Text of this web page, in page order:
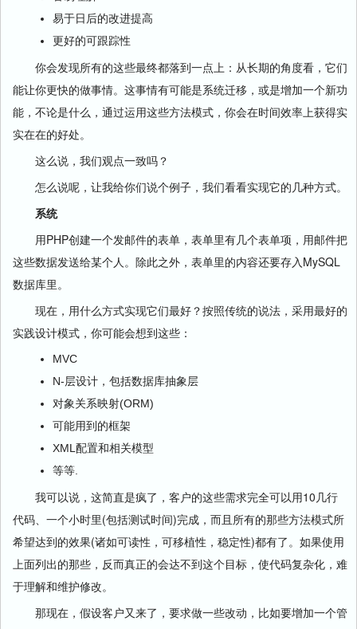
易于日后的改进提高
更好的可跟踪性
你会发现所有的这些最终都落到一点上：从长期的角度看，它们
能让你更快的做事情。这事情有可能是系统迁移，或是增加一个新功
能，不论是什么，通过运用这些方法模式，你会在时间效率上获得实
实在在的好处。
这么说，我们观点一致吗？
怎么说呢，让我给你们说个例子，我们看看实现它的几种方式。
系统
用PHP创建一个发邮件的表单，表单里有几个表单项，用邮件把
这些数据发送给某个人。除此之外，表单里的内容还要存入MySQL
数据库里。
现在，用什么方式实现它们最好？按照传统的说法，采用最好的
实践设计模式，你可能会想到这些：
MVC
N-层设计，包括数据库抽象层
对象关系映射(ORM)
可能用到的框架
XML配置和相关模型
等等.
我可以说，这简直是疯了，客户的这些需求完全可以用10几行
代码、一个小时里(包括测试时间)完成，而且所有的那些方法模式所
希望达到的效果(诸如可读性，可移植性，稳定性)都有了。如果使用
上面列出的那些，反而真正的会达不到这个目标，使代码复杂化，难
于理解和维护修改。
那现在，假设客户又来了，要求做一些改动，比如要增加一个管